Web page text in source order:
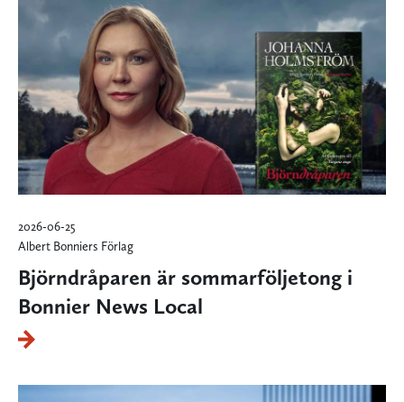
2026-06-25
Albert Bonniers Förlag
Björndråparen är sommarföljetong i
Bonnier News Local